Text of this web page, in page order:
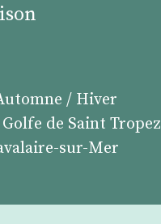
/ Hiver
Golfe de Saint Tropez
sur-Mer